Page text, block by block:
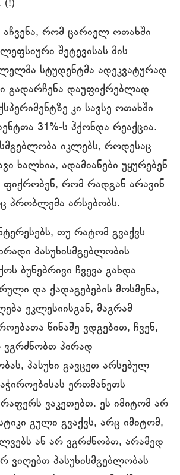
(!)
აჩვენა, რომ ცარიელ ოთახში
შეტევისას მის
სტუდენტმა ადეკვატურად
გადარჩენა დაუფიქრებლად
კი სავსე ოთახში
31%-ს ჰქონდა რეაქცია.
იკლებს, როდესაც
ხალხია, ადამიანები უყურებენ
რომ რადგან არავინ
პრობლემა არსებობს.
თუ რატომ გვაქვს
პასუხისმგებლობის
ბუნებრივი ჩვევა გახდა
და ქადაგებების მოსმენა,
ეკლესიისგან, მაგრამ
წინაშე ვდგებით, ჩვენ,
პირად
პასუხი გავცეთ არსებულ
ერთმანეთს
ვაკეთებთ. ეს იმიტომ არ
გული გვაქვს, არც იმიტომ,
ან არ ვგრძნობთ, არამედ
ვიღებთ პასუხისმგებლობას